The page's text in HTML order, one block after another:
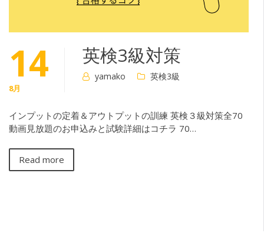
14
8月
英検3級対策
yamako 英検3級
インプットの定着＆アウトプットの訓練 英検３級対策全70
動画見放題のお申込みと試験詳細はコチラ 70…
Read more